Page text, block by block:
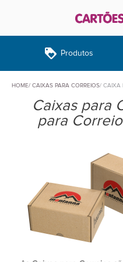
loyalty Produtos
HOME CAIXAS PARA CORREIOS CAIXA
Caixas para
para